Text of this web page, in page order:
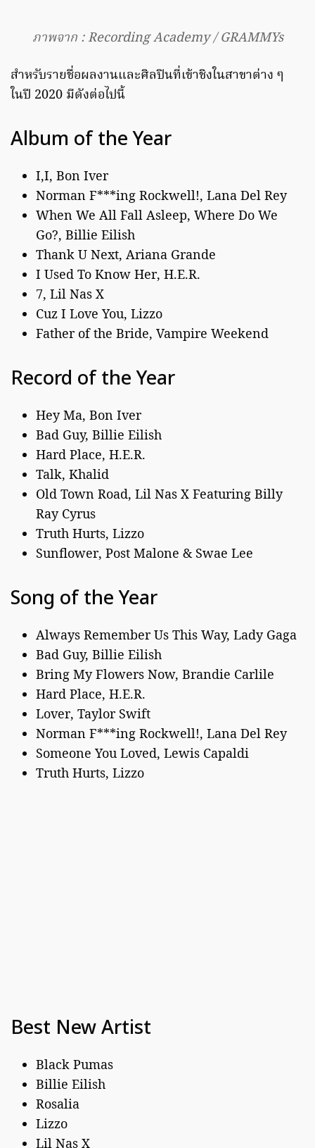
ภาพจาก : Recording Academy / GRAMMYs
สำหรับรายชื่อผลงานและศิลปินที่เข้าชิงในสาขาต่าง ๆ
ในปี 2020 มีดังต่อไปนี้
Album of the Year
I,I, Bon Iver
Norman F***ing Rockwell!, Lana Del Rey
When We All Fall Asleep, Where Do We
Go?, Billie Eilish
Thank U Next, Ariana Grande
I Used To Know Her, H.E.R.
7, Lil Nas X
Cuz I Love You, Lizzo
Father of the Bride, Vampire Weekend
Record of the Year
Hey Ma, Bon Iver
Bad Guy, Billie Eilish
Hard Place, H.E.R.
Talk, Khalid
Old Town Road, Lil Nas X Featuring Billy
Ray Cyrus
Truth Hurts, Lizzo
Sunflower, Post Malone & Swae Lee
Song of the Year
Always Remember Us This Way, Lady Gaga
Bad Guy, Billie Eilish
Bring My Flowers Now, Brandie Carlile
Hard Place, H.E.R.
Lover, Taylor Swift
Norman F***ing Rockwell!, Lana Del Rey
Someone You Loved, Lewis Capaldi
Truth Hurts, Lizzo
Best New Artist
Black Pumas
Billie Eilish
Rosalia
Lizzo